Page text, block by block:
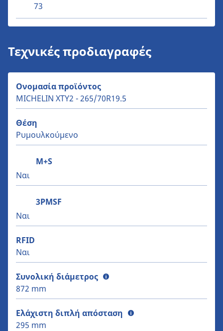
73
Τεχνικές προδιαγραφές
Ονομασία προϊόντος
MICHELIN XTY2 - 265/70R19.5
Θέση
Ρυμουλκούμενο
M+S
Ναι
3PMSF
Ναι
RFID
Ναι
Συνολική διάμετρος
872 mm
Ελάχιστη διπλή απόσταση
295 mm